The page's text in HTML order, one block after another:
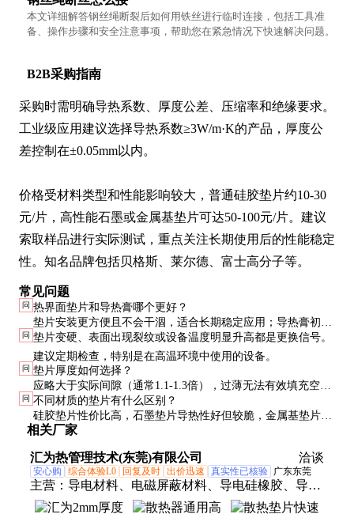
本文详细解答钢丝绳断裂后如何用铁丝进行临时连接，包括工具准
备、操作步骤和安全注意事项，帮助您在紧急情况下快速解决问题。
B2B采购指南
采购时需明确导热系数、厚度公差、压缩率和绝缘要求。
工业级应用建议选择导热系数≥3W/m·K的产品，厚度公
差控制在±0.05mm以内。
价格受材料类型和性能影响较大，普通硅胶垫片约10-30
元/片，高性能石墨或金属基垫片可达50-100元/片。建议
索取样品进行实际测试，重点关注长期使用后的性能稳定
性。知名品牌包括贝格斯、莱尔德、富士高分子等。
常见问题
问 热界面垫片和导热膏哪个更好？
垫片安装更方便且不会干涸，适合长期稳定应用；导热膏初始
热阻更低，适合对散热要求极高的场景。实际选择需考虑具体
应用条件。
问 垫片变硬、表面出现裂纹或设备温度明显升高都是更换信号。
建议定期检查，特别是在高温环境中使用的设备。
问 垫片厚度如何选择？
应略大于实际间隙（通常1.1-1.3倍），过薄无法有效填充空
隙，过厚会增加热阻。测量实际间隙是选择厚度的关键。
问 不同材质的垫片有什么区别？
硅胶垫片性价比高，石墨垫片导热性好但较脆，金属基垫片导
热最佳但需注意绝缘。选择时需平衡性能、成本和安装要求。
相关厂家
汇为热管理技术(东莞)有限公司 洽谈
安心购 综合体验L0 回复及时 出价迅速 真实性已核验 广东东莞
主营： 导电材料、电磁屏蔽材料、导电硅橡胶、导热
材料、导热垫片、导热硅胶、散热产品、导热胶带、